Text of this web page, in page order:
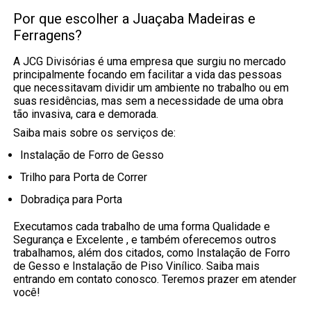
Por que escolher a Juaçaba Madeiras e
Ferragens?
A JCG Divisórias é uma empresa que surgiu no mercado
principalmente focando em facilitar a vida das pessoas
que necessitavam dividir um ambiente no trabalho ou em
suas residências, mas sem a necessidade de uma obra
tão invasiva, cara e demorada.
Saiba mais sobre os serviços de:
Instalação de Forro de Gesso
Trilho para Porta de Correr
Dobradiça para Porta
Executamos cada trabalho de uma forma Qualidade e
Segurança e Excelente , e também oferecemos outros
trabalhamos, além dos citados, como Instalação de Forro
de Gesso e Instalação de Piso Vinílico. Saiba mais
entrando em contato conosco. Teremos prazer em atender
você!